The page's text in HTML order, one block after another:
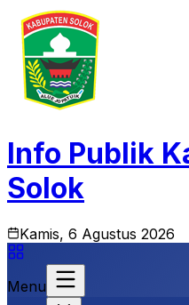
Info Publik
Solok
Kamis, 6 Agustus 2026
Menu